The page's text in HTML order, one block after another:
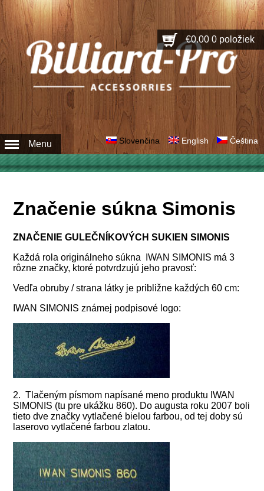
€0.00 0 položiek
Slovenčina English Čeština
Menu
Značenie súkna Simonis
ZNAČENIE GULEČNÍKOVÝCH SUKIEN SIMONIS
Každá rola originálneho súkna IWAN SIMONIS má 3
rôzne značky, ktoré potvrdzujú jeho pravosť:
Vedľa obruby / strana látky je približne každých 60 cm:
IWAN SIMONIS známej podpisové logo:
2. Tlačeným písmom napísané meno produktu IWAN
SIMONIS (tu pre ukážku 860). Do augusta roku 2007 boli
tieto dve značky vytlačené bielou farbou, od tej doby sú
laserovo vytlačené farbou zlatou.